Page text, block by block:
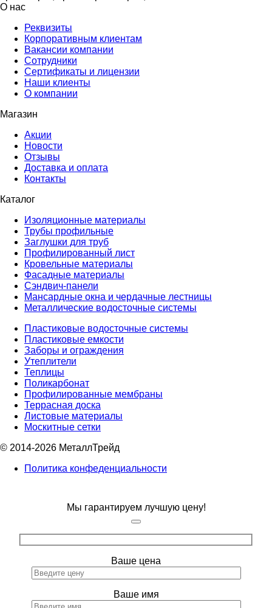
О нас
Реквизиты
Корпоративным клиентам
Вакансии компании
Сотрудники
Сертификаты и лицензии
Наши клиенты
О компании
Магазин
Акции
Новости
Отзывы
Доставка и оплата
Контакты
Каталог
Изоляционные материалы
Трубы профильные
Заглушки для труб
Профилированный лист
Кровельные материалы
Фасадные материалы
Сэндвич-панели
Мансардные окна и чердачные лестницы
Металлические водосточные системы
Пластиковые водосточные системы
Пластиковые емкости
Заборы и ограждения
Утеплители
Теплицы
Поликарбонат
Профилированные мембраны
Террасная доска
Листовые материалы
Москитные сетки
© 2014-2026 МеталлТрейд
Политика конфеденциальности
Мы гарантируем лучшую цену!
Ваше цена
Ваше имя